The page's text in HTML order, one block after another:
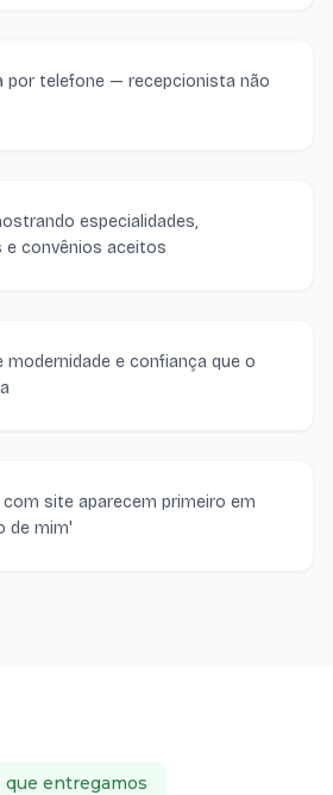
por telefone — recepcionista não
especialidades,
e convênios aceitos
e confiança que o
site aparecem primeiro em
de mim'
que entregamos